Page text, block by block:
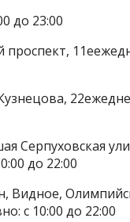
до 23:00
проспект,
Серпуховская
до 22:00
Видное,
с 10:00 до 22:00